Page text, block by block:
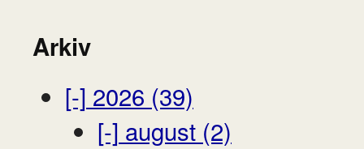
Arkiv
[-] 2026 (39)
[-] august (2)